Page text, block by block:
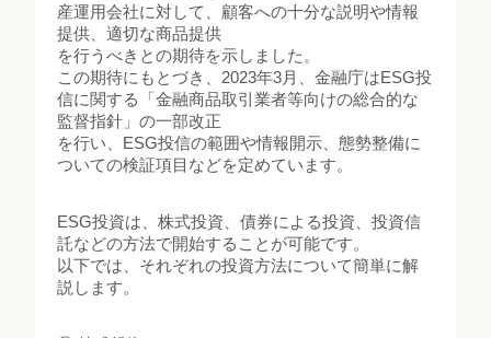
産運用会社に対して、顧客への十分な説明や情報
提供、適切な商品提供
を行うべきとの期待を示しました。
この期待にもとづき、2023年3月、金融庁はESG投
信に関する「金融商品取引業者等向けの総合的な
監督指針」の一部改正
を行い、ESG投信の範囲や情報開示、態勢整備に
ついての検証項目などを定めています。
ESG投資は、株式投資、債券による投資、投資信
託などの方法で開始することが可能です。
以下では、それぞれの投資方法について簡単に解
説します。